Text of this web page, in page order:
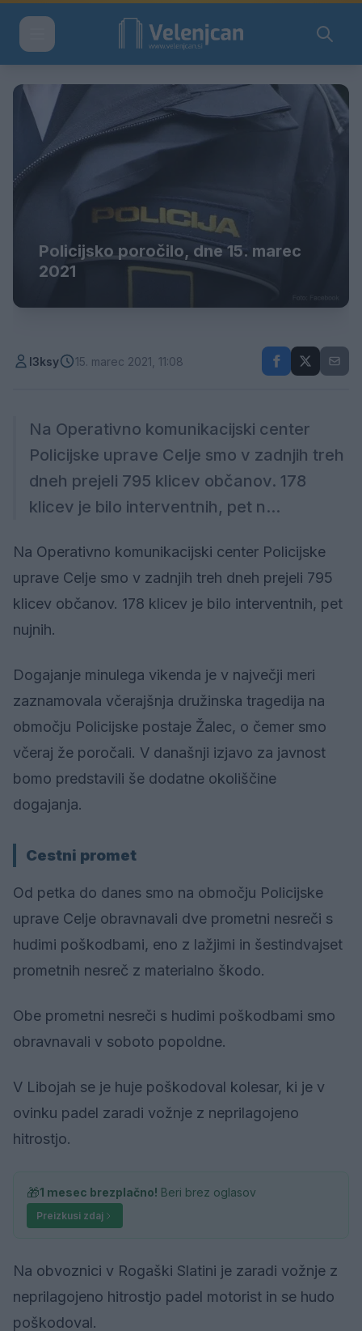
Policijsko poročilo, dne 15. marec
2021
l3ksy 15. marec 2021, 11:08
Na Operativno komunikacijski center
Policijske uprave Celje smo v zadnjih treh
dneh prejeli 795 klicev občanov. 178
klicev je bilo interventnih, pet n...
Na Operativno komunikacijski center Policijske
uprave Celje smo v zadnjih treh dneh prejeli 795
klicev občanov. 178 klicev je bilo interventnih, pet
nujnih.
Dogajanje minulega vikenda je v največji meri
zaznamovala včerajšnja družinska tragedija na
območju Policijske postaje Žalec, o čemer smo
včeraj že poročali. V današnji izjavo za javnost
bomo predstavili še dodatne okoliščine
dogajanja.
Cestni promet
Od petka do danes smo na območju Policijske
uprave Celje obravnavali dve prometni nesreči s
hudimi poškodbami, eno z lažjimi in šestindvajset
prometnih nesreč z materialno škodo.
Obe prometni nesreči s hudimi poškodbami smo
obravnavali v soboto popoldne.
V Libojah se je huje poškodoval kolesar, ki je v
ovinku padel zaradi vožnje z neprilagojeno
hitrostjo.
🎁1 mesec brezplačno! Beri brez oglasov
Preizkusi zdaj
Na obvoznici v Rogaški Slatini je zaradi vožnje z
neprilagojeno hitrostjo padel motorist in se hudo
poškodoval.